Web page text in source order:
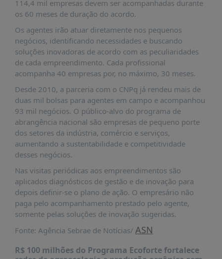
DADOS
FRENTE
PARLAMENTAR
SOBRE
A
FRENTE
MATERIAIS
INFORMAÇÕES
CURSOS
E
INSCRIÇÕES
MATERIAIS
DISPONÍVEIS
PUBLICAÇÕES
RUMOS
114,4 mil empresas devem ser acompanhadas durante
os 60 meses de duração do acordo.
Os agentes irão atuar diretamente nos pequenos
negócios, identificando necessidades e buscando
soluções inovadoras de acordo com as peculiaridades
de cada empreendimento. Cada profissional
acompanha 40 empresas por, no máximo, 30 meses.
Desde 2010, a parceria com o CNPq já rendeu mais de
duas mil bolsas para agentes em campo e acompanhou
93 mil negócios. O público-alvo do programa de
abrangência nacional são empresas de pequeno porte
dos setores da indústria, comércio e serviços,
aumentando a sustentabilidade e competitividade
desses negócios.
Nas visitas periódicas aos empreendimentos são
aplicados diagnósticos de gestão e de inovação para
depois definir-se o plano de ação. O empresário não
paga pelo acompanhamento prestado pelo agente,
somente pelas soluções de inovação sugeridas.
Fonte: Agência Sebrae de Notícias/ ASN
R$ 100 milhões do Programa Ecoforte fortalece